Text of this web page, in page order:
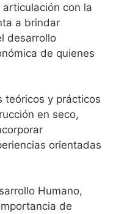
con la
a brindar
desarrollo
de quienes
teóricos y prácticos
en seco,
orientadas
Humano,
de